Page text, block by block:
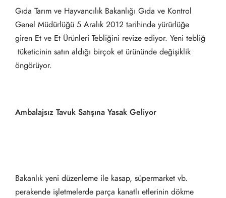
Gıda Tarım ve Hayvancılık Bakanlığı Gıda ve Kontrol
Genel Müdürlüğü 5 Aralık 2012 tarihinde yürürlüğe
giren Et ve Et Ürünleri Tebliğini revize ediyor. Yeni tebliğ
tüketicinin satın aldığı birçok et ürününde değişiklik
öngörüyor.
Ambalajsız Tavuk Satışına Yasak Geliyor
Bakanlık yeni düzenleme ile kasap, süpermarket vb.
perakende işletmelerde parça kanatlı etlerinin dökme